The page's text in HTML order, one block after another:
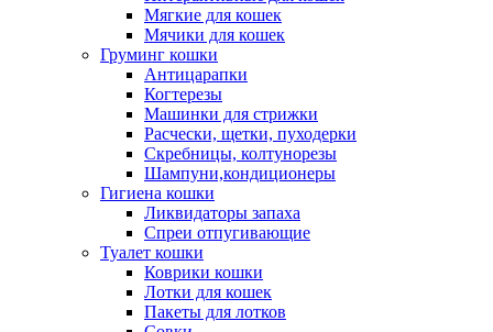
Мягкие для кошек
Мячики для кошек
Груминг кошки
Антицарапки
Когтерезы
Машинки для стрижки
Расчески, щетки, пуходерки
Скребницы, колтунорезы
Шампуни,кондиционеры
Гигиена кошки
Ликвидаторы запаха
Спреи отпугивающие
Туалет кошки
Коврики кошки
Лотки для кошек
Пакеты для лотков